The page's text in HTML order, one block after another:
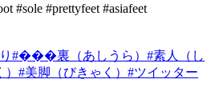
#sole #prettyfeet #asiafeet
#���裏（あしうら） #素人（し
#美脚（びきゃく） #ツイッター